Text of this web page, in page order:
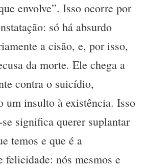
envolve”. Isso ocorre por
só há absurdo
a cisão, e, por isso,
da morte. Ele chega a
contra o suicídio,
um insulto à existência. Isso
significa querer suplantar
temos e que é a
felicidade: nós mesmos e